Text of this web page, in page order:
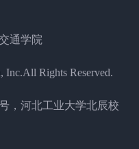
通学院
Inc.All Rights Reserved.
，河北工业大学北辰校